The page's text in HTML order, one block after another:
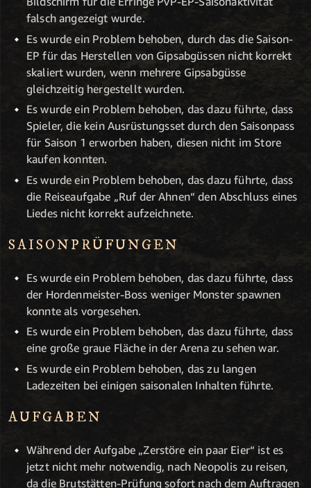
falsch angezeigt wurde.
Es wurde ein Problem behoben, durch das die Saison-
EP für das Herstellen von Gipsabgüssen nicht korrekt
skaliert wurden, wenn mehrere Gipsabgüsse
gleichzeitig hergestellt wurden.
Es wurde ein Problem behoben, das dazu führte, dass
Spieler, die kein Ausrüstungsset durch den Saisonpass
für Saison 1 erworben haben, diesen nicht im Store
kaufen konnten.
Es wurde ein Problem behoben, das dazu führte, dass
die Reiseaufgabe „Ruf der Ahnen“ den Abschluss eines
Liedes nicht korrekt aufzeichnete.
SAISONPRÜFUNGEN
Es wurde ein Problem behoben, das dazu führte, dass
der Hordenmeister-Boss weniger Monster spawnen
konnte als vorgesehen.
Es wurde ein Problem behoben, das dazu führte, dass
eine große graue Fläche in der Arena zu sehen war.
Es wurde ein Problem behoben, das zu langen
Ladezeiten bei einigen saisonalen Inhalten führte.
AUFGABEN
Während der Aufgabe „Zerstöre ein paar Eier“ ist es
jetzt nicht mehr notwendig, nach Neopolis zu reisen,
da die Brutstätten-Prüfung sofort nach dem Auftragen